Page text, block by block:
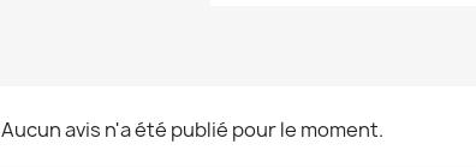
Aucun avis n'a été publié pour le moment.